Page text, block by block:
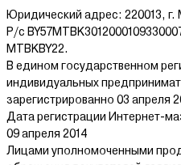
Юридический адрес: 220013,
Р/с
MTBKBY22.
В едином государственном
индивидуальных
зарегистрированно 03 апреля
Дата регистрации Интернет-
09 апреля 2014
Лицами уполномоченными